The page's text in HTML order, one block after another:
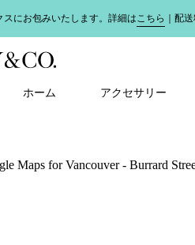
ホーム アクセサリー